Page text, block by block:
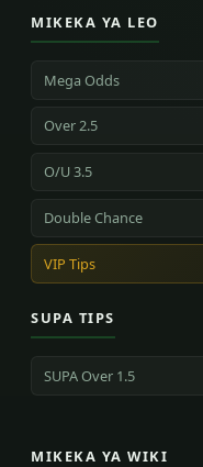
MIKEKA YA LEO
Mega Odds
Over 2.5
O/U 3.5
Double Chance
VIP Tips
SUPA TIPS
SUPA Over 1.5
MIKEKA YA WIKI